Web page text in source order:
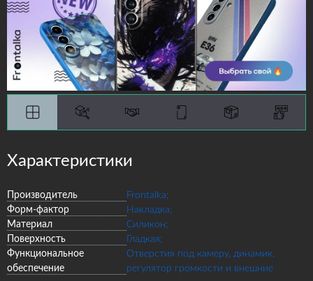
Характеристики
Производитель
Frontalka;
Форм-фактор
Накладка;
Материал
Силикон;
Поверхность
Гладкая;
Функциональное
обеспечение
Отверстия под камеру, динамик,
регулятор громкости и внешние